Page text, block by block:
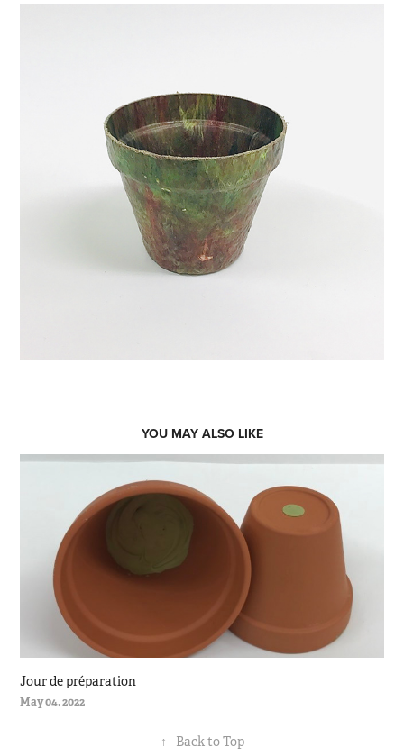
YOU MAY ALSO LIKE
Jour de préparation
May 04, 2022
↑ Back to Top